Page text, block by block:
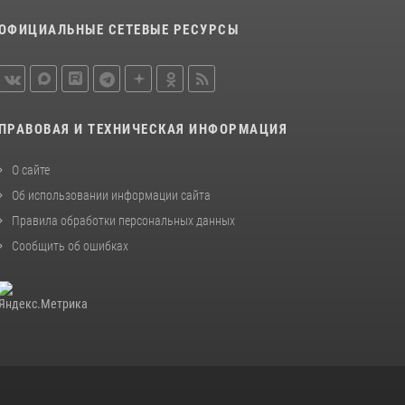
вневедомственной охраны Росгвардии за
20 июля 2026, 09:06
неделю сотрудники Росгвардии в
СЕТЕВЫЕ РЕСУРСЫ
ПРАВОВАЯ И ТЕХНИЧЕСКАЯ ИНФОРМАЦИЯ
О сайте
Об использовании информации сайта
Правила обработки персональных данных
Сообщить об ошибках